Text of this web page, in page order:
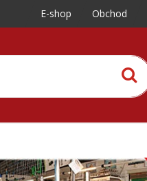
E-shop Obchod